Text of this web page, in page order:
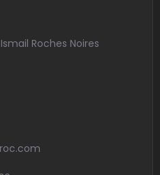
Roches Noires